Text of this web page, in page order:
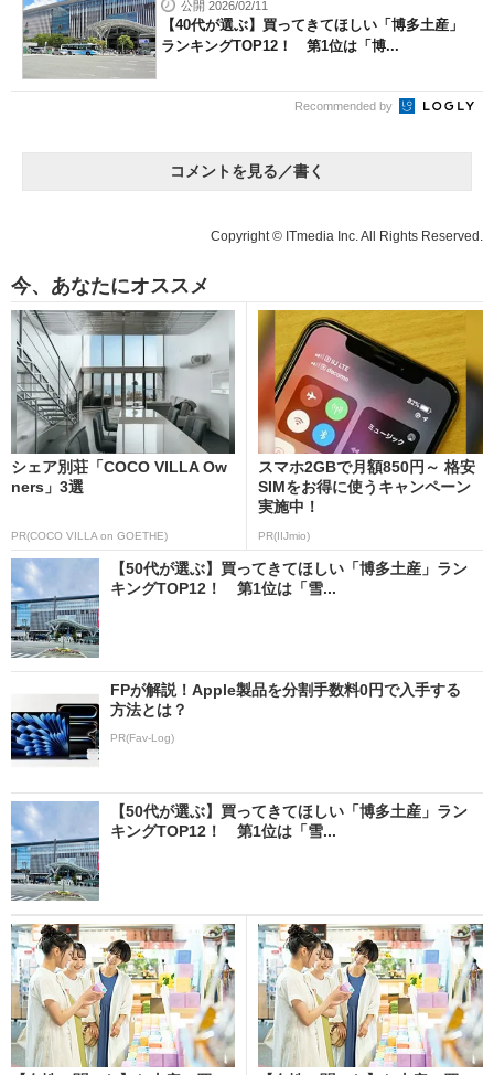
公開 2026/02/11
【40代が選ぶ】買ってきてほしい「博多土産」
ランキングTOP12！ 第1位は「博...
Recommended by
コメントを見る／書く
Copyright © ITmedia Inc. All Rights Reserved.
今、あなたにオススメ
シェア別荘「COCO VILLA Ow
ners」3選
PR(COCO VILLA on GOETHE)
スマホ2GBで月額850円～ 格安
SIMをお得に使うキャンペーン
実施中！
PR(IIJmio)
【50代が選ぶ】買ってきてほしい「博多土産」ラン
キングTOP12！ 第1位は「雪...
FPが解説！Apple製品を分割手数料0円で入手する
方法とは？
PR(Fav-Log)
【50代が選ぶ】買ってきてほしい「博多土産」ラン
キングTOP12！ 第1位は「雪...